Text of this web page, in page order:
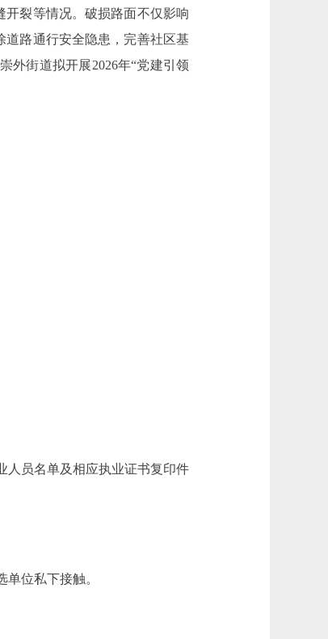
裂等情况。破损路面不仅影响
路通行安全隐患，完善社区基
外街道拟开展2026年“党建引领
员名单及相应执业证书复印件
位私下接触。